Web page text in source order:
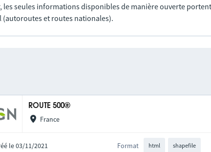
les seules informations disponibles de manière ouverte
(autoroutes et routes nationales).
ROUTE 500®
France
le 03/11/2021 Format html shapefile